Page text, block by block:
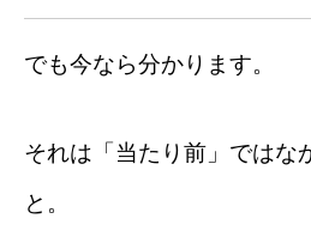
でも今なら分かります。
それは「当たり前」ではな
と。